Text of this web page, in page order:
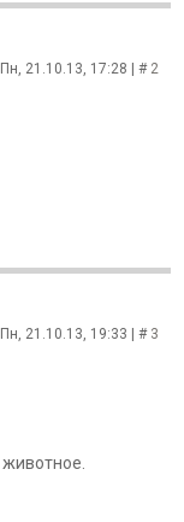
Пн, 21.10.13, 17:28 | # 2
Пн, 21.10.13, 19:33 | # 3